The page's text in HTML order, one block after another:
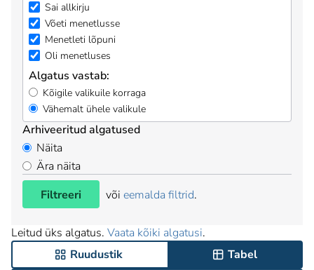
Sai allkirju
Võeti menetlusse
Menetleti lõpuni
Oli menetluses
Algatus vastab:
Kõigile valikuile korraga
Vähemalt ühele valikule
Arhiveeritud algatused
Näita
Ära näita
Filtreeri
või eemalda filtrid.
Leitud üks algatus. Vaata kõiki algatusi.
Ruudustik
Tabel